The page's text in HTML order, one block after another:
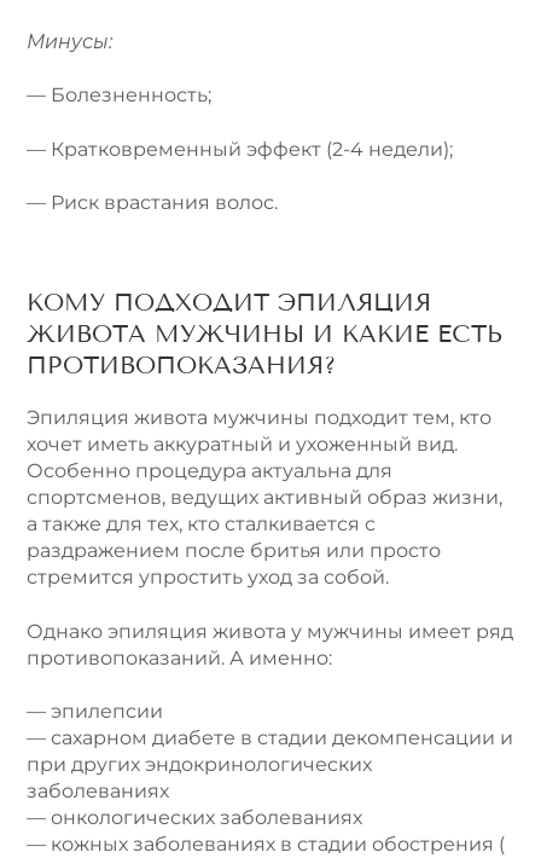
Минусы:
— Болезненность;
— Кратковременный эффект (2-4 недели);
— Риск врастания волос.
КОМУ ПОДХОДИТ ЭПИЛЯЦИЯ
ЖИВОТА МУЖЧИНЫ И КАКИЕ ЕСТЬ
ПРОТИВОПОКАЗАНИЯ?
Эпиляция живота мужчины подходит тем, кто
хочет иметь аккуратный и ухоженный вид.
Особенно процедура актуальна для
спортсменов, ведущих активный образ жизни,
а также для тех, кто сталкивается с
раздражением после бритья или просто
стремится упростить уход за собой.
Однако эпиляция живота у мужчины имеет ряд
противопоказаний. А именно:
— эпилепсии
— сахарном диабете в стадии декомпенсации и
при других эндокринологических
заболеваниях
— онкологических заболеваниях
— кожных заболеваниях в стадии обострения (